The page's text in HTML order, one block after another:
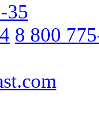
35
8 800